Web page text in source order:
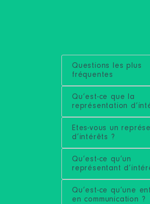
Questions les plus
fréquentes
Qu’est-ce que la
représentation
Etes-vous un
d’intérêts ?
Qu’est-ce qu’un
représentant
Qu’est-ce qu’une
en communication ?